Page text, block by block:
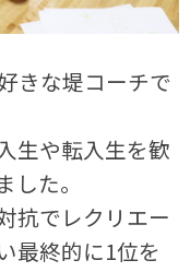
きな堤コーチで
生や転入生を歓
た。
抗でレクリエー
最終的に1位を